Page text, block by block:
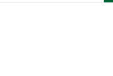
ja tietoja
ja
kautta